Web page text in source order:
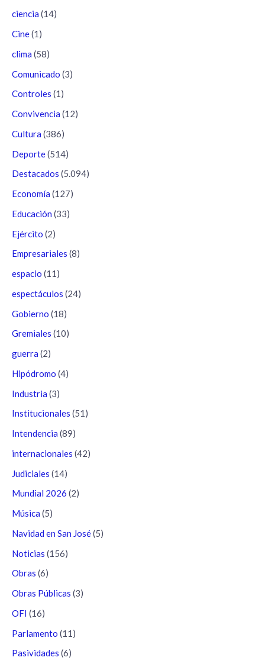
ciencia (14)
Cine(1)
clima (58)
Comunicado (3)
Controles (1)
Convivencia (12)
Cultura (386)
Deporte(514)
Destacados (5.094)
Economía (127)
Educación (33)
Ejército (2)
Empresariales (8)
espacio (11)
espectáculos (24)
Gobierno (18)
Gremiales (10)
guerra (2)
Hipódromo (4)
Industria (3)
Institucionales (51)
Intendencia (89)
internacionales (42)
Judiciales (14)
Mundial 2026 (2)
Música (5)
Navidad en San José(5)
Noticias (156)
Obras (6)
Obras Públicas (3)
OFI (16)
Parlamento (11)
Pasividades (6)